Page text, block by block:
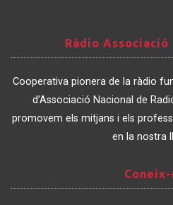
Associació
de
Catalunya
Ràdio Associació
Cooperativa pionera de la ràdio
d’Associació Nacional de
promovem els mitjans i els
en la nostra
nos